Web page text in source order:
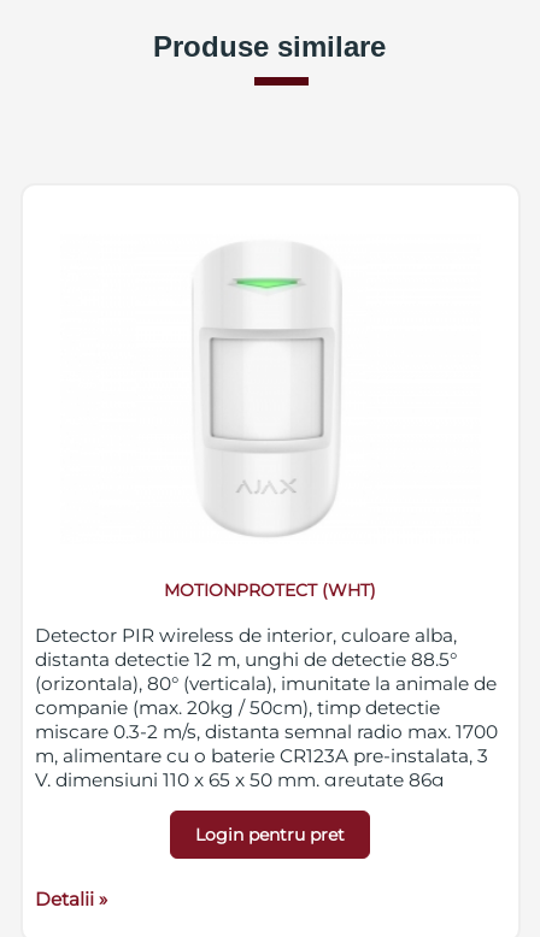
Produse similare
MOTIONPROTECT (WHT)
Detector PIR wireless de interior, culoare alba,
distanta detectie 12 m, unghi de detectie 88.5°
(orizontala), 80° (verticala), imunitate la animale de
companie (max. 20kg / 50cm), timp detectie
miscare 0.3-2 m/s, distanta semnal radio max. 1700
m, alimentare cu o baterie CR123A pre-instalata, 3
V, dimensiuni 110 x 65 x 50 mm, greutate 86g
Login pentru pret
Detalii »